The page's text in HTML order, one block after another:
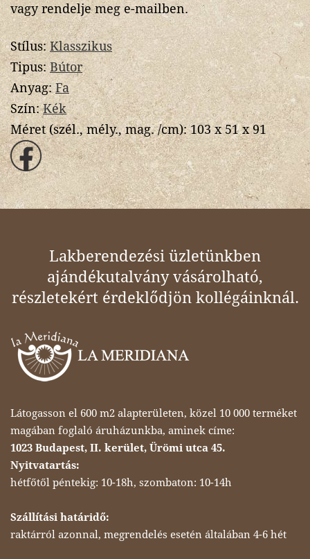
vagy rendelje meg e-mailben.
Stílus:Klasszikus
Tipus:Bútor
Anyag:Fa
Szín:Kék
Méret (szél., mély., mag. /cm):103 x 51 x 91
Lakberendezési üzletünkben
ajándékutalvány vásárolható,
részletekért érdeklődjön kollégáinknál.
Látogasson el 600 m2 alapterületen, közel 10 000 terméket
magában foglaló áruházunkba, aminek címe:
1023 Budapest, II. kerület, Ürömi utca 45.
Nyitvatartás:
hétfőtől péntekig: 10-18h, szombaton: 10-14h
Szállítási határidő:
raktárról azonnal, megrendelés esetén általában 4-6 hét